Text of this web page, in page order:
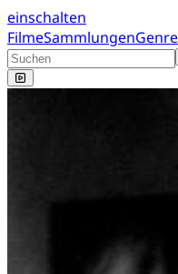
einschalten
FilmeSammlungen